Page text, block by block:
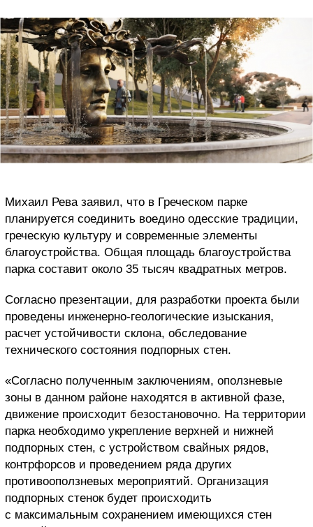
Михаил Рева заявил, что в Греческом парке
планируется соединить воедино одесские традиции,
греческую культуру и современные элементы
благоустройства. Общая площадь благоустройства
парка составит около 35 тысяч квадратных метров.
Согласно презентации, для разработки проекта были
проведены инженерно-геологические изыскания,
расчет устойчивости склона, обследование
технического состояния подпорных стен.
«Согласно полученным заключениям, оползневые
зоны в данном районе находятся в активной фазе,
движение происходит безостановочно. На территории
парка необходимо укрепление верхней и нижней
подпорных стен, с устройством свайных рядов,
контрфорсов и проведением ряда других
противооползневых мероприятий. Организация
подпорных стенок будет происходить
с максимальным сохранением имеющихся стен